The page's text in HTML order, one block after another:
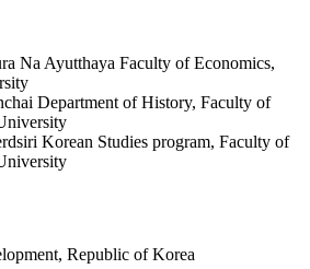
Na Ayutthaya Faculty of Economics,
Department of History, Faculty of
Korean Studies program, Faculty of
Republic of Korea